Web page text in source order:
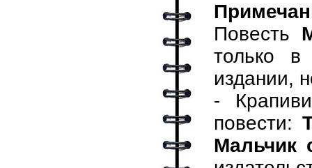
Повесть
только
издании,
-
повести:
Мальчик